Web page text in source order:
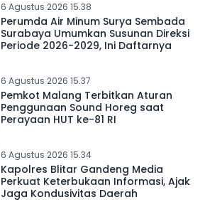
6 Agustus 2026 15.38
Perumda Air Minum Surya Sembada
Surabaya Umumkan Susunan Direksi
Periode 2026-2029, Ini Daftarnya
6 Agustus 2026 15.37
Pemkot Malang Terbitkan Aturan
Penggunaan Sound Horeg saat
Perayaan HUT ke-81 RI
6 Agustus 2026 15.34
Kapolres Blitar Gandeng Media
Perkuat Keterbukaan Informasi, Ajak
Jaga Kondusivitas Daerah